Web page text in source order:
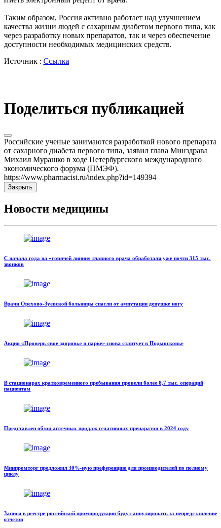
Таким образом, Россия активно работает над улучшением
качества жизни людей с сахарным диабетом первого типа, как
через разработку новых препаратов, так и через обеспечение
доступности необходимых медицинских средств.
Источник : Ссылка
Поделиться публикацией
Российские ученые занимаются разработкой нового препарата
от сахарного диабета первого типа, заявил глава Минздрава
Михаил Мурашко в ходе Петербургского международного
экономического форума (ПМЭФ).
https://www.pharmacist.ru/index.php?id=149394
Закрыть
Новости медицины
С начала года на «горячей линии» главного врача обработали уже почти 315 тыс.
звонков
Врачи Орехово-Зуевской больницы спасли от ампутации девушке ногу
Акция «Проверь свое здоровье в парке» снова стартует в Подмосковье
В стационарах кратковременного пребывания провели более 8,7 тыс. операций
пациентам
Представлен обзор аптечных продаж седативных препаратов в 2024 году
Минпромторг предложил 30%-ную преференцию для производителей по полному
циклу
Записи в реестре российской промпродукции будут аннулировать за непредставление
отчетов